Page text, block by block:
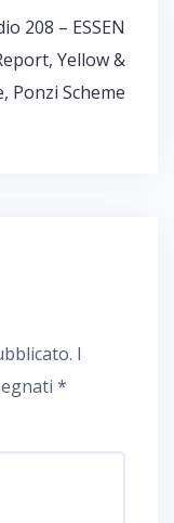
208 – ESSEN
Yellow &
Ponzi Scheme
I
*